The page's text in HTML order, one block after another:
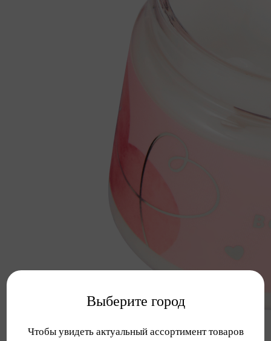
Выберите город
Чтобы увидеть актуальный ассортимент товаров